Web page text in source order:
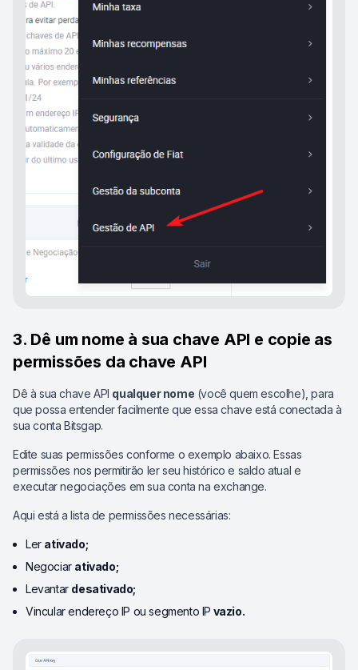
3. Dê um nome à sua chave API e copie as
permissões da chave API
Dê à sua chave API qualquer nome (você quem escolhe), para
que possa entender facilmente que essa chave está conectada à
sua conta Bitsgap.
Edite suas permissões conforme o exemplo abaixo. Essas
permissões nos permitirão ler seu histórico e saldo atual e
executar negociações em sua conta na exchange.
Aqui está a lista de permissões necessárias:
Ler ativado;
Negociar ativado;
Levantar desativado;
Vincular endereço IP ou segmento IP vazio.